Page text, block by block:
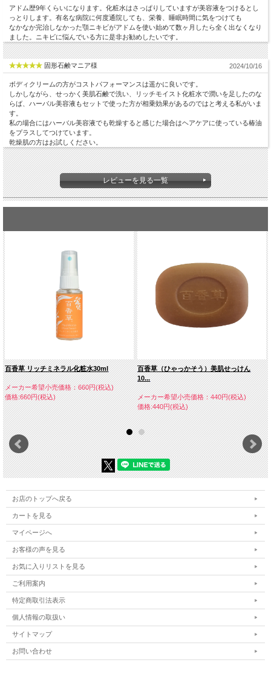
アドム歴9年くらいになります。化粧水はさっぱりしていますが美容液をつけるとし
っとりします。有名な病院に何度通院しても、栄養、睡眠時間に気をつけても
なかなか完治しなかった顎ニキビがアドムを使い始めて数ヶ月したら全く出なくなり
ました。ニキビに悩んでいる方に是非お勧めしたいです。
固形石鹸マニア様 2024/10/16
ボディクリームの方がコストパフォーマンスは遥かに良いです。
しかしながら、せっかく美肌石鹸で洗い、リッチモイスト化粧水で潤いを足したのな
らば、ハーバル美容液もセットで使った方が相乗効果があるのではと考える私がいま
す。
私の場合にはハーバル美容液でも乾燥すると感じた場合はヘアケアに使っている椿油
をプラスしてつけています。
乾燥肌の方はお試しください。
レビューを見る一覧
百香草 リッチミネラル化粧水30ml
メーカー希望小売価格：660円(税込)
価格:660円(税込)
百香草（ひゃっかそう）美肌せっけん
10...
メーカー希望小売価格：440円(税込)
価格:440円(税込)
お店のトップへ戻る
カートを見る
マイページへ
お客様の声を見る
お気に入りリストを見る
ご利用案内
特定商取引法表示
個人情報の取扱い
サイトマップ
お問い合わせ